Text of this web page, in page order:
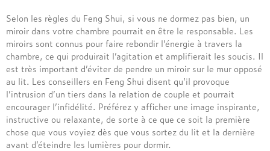
Selon les règles du Feng Shui, si vous ne dormez pas bien, un
miroir dans votre chambre pourrait en être le responsable. Les
miroirs sont connus pour faire rebondir l’énergie à travers la
chambre, ce qui produirait l’agitation et amplifierait les soucis. Il
est très important d’éviter de pendre un miroir sur le mur opposé
au lit. Les conseillers en Feng Shui disent qu’il provoque
l’intrusion d’un tiers dans la relation de couple et pourrait
encourager l’infidélité. Préférez y afficher une image inspirante,
instructive ou relaxante, de sorte à ce que ce soit la première
chose que vous voyiez dès que vous sortez du lit et la dernière
avant d’éteindre les lumières pour dormir.